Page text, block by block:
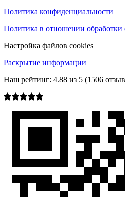
Политика конфиденциальности
Политика в отношении обработки
Настройка файлов cookies
Раскрытие информации
Наш рейтинг: 4.88 из 5 (1506